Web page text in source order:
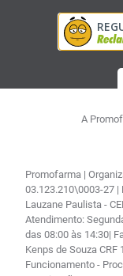
A
Promofarma |
03.123.210\0003-27 |
Lauzane Paulista -
Atendimento:
das 08:00 às 14:30|
Kenps de Souza CRF
Funcionamento -